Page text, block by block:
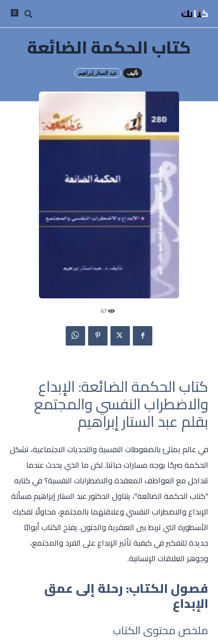
كتابك
كتاب الحكمة الضائعة
تأليف عبد الستار إبراهيم
67
كتاب الحكمة الضائعة: الإبداع
والاضطراب النفسي والمجتمع
بقلم عبد الستار إبراهيم
في عالم يمتلئ بالضغوطات النفسية والتحديات الاجتماعية، تشكل
الحكمة صرحًا يوجه مسارات حياتنا. لكن ما الذي يحدث عندما
تتداخل مع العواطف المعقدة والاضطرابات النفسية؟ في كتابه
"كتاب الحكمة الضائعة"، يتناول الدكتور عبد الستار إبراهيم مسألة
الإبداع والاضطراب النفسي وعلاقتهما بالمجتمع، محاولًا تفكيك
الأسطورة التي تربط بين العبقرية والجنون. يفتح الكتاب أبوابًا
جديدة للتفكير في كيفية تأثير الإبداع على الفرد والمجتمع،
وجوهر العلاقات الإنسانية.
فصول الكتاب: رحلة إلى عمق
الإبداع
ملخص محتوى الكتاب